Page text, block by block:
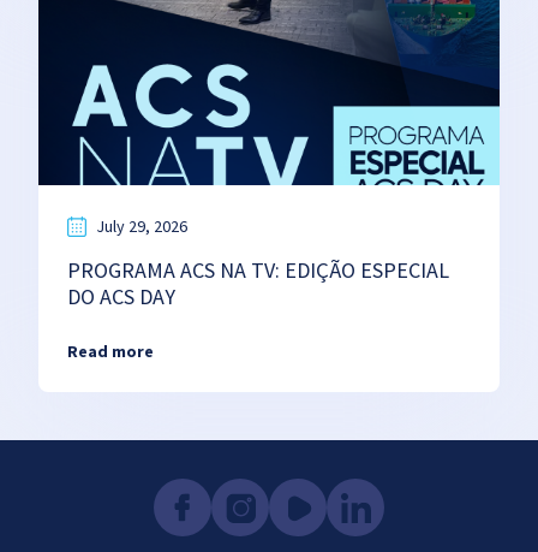
July 29, 2026
PROGRAMA ACS NA TV: EDIÇÃO ESPECIAL
DO ACS DAY
Read more